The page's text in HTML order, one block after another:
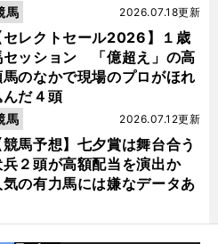
セレクトセール2026】１歳
セッション 「億超え」の高
馬のなかで現場のプロがほれ
んだ４頭
2026.07.18更新
馬
競馬予想】七夕賞は舞台合う
兵２頭が高額配当を演出か
気の有力馬には嫌なデータあ
2026.07.12更新
馬